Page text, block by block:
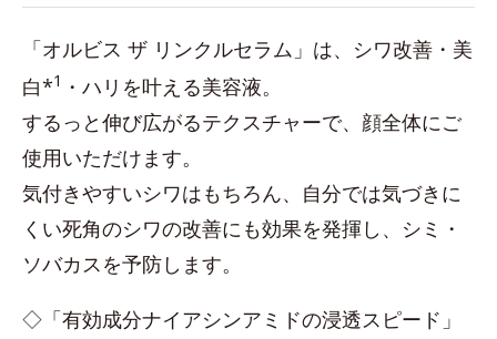
「オルビス ザ リンクルセラム」は、シワ改善・美
白*1 ・ハリを叶える美容液。
するっと伸び広がるテクスチャーで、顔全体にご
使用いただけます。
気付きやすいシワはもちろん、自分では気づきに
くい死角のシワの改善にも効果を発揮し、シミ・
ソバカスを予防します。
◇「有効成分ナイアシンアミドの浸透スピード」